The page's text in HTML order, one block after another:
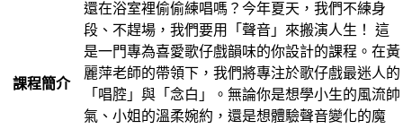
課程簡介
還在浴室裡偷偷練唱嗎？今年夏天，我們不練身
段、不趕場，我們要用「聲音」來搬演人生！ 這
是一門專為喜愛歌仔戲韻味的你設計的課程。在黃
麗萍老師的帶領下，我們將專注於歌仔戲最迷人的
「唱腔」與「念白」。無論你是想學小生的風流帥
氣、小姐的溫柔婉約，還是想體驗聲音變化的魔